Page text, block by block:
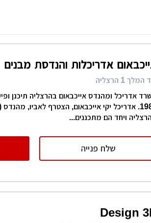
אדריכלות והנדסת מבנים
1 הרצליה
אדריכל ומהנדס אייכבאום בהרצליה תיכנן
1986. אדריכל יקי אייכבאום, הצטרף לאביו,
ויחד הם מתכננים...
שלח פנייה
Design